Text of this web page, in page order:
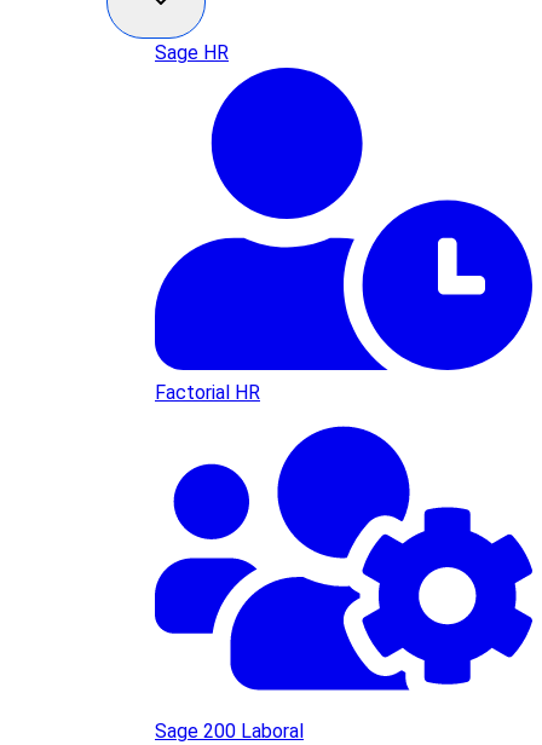
Sage HR
Factorial HR
Sage 200 Laboral